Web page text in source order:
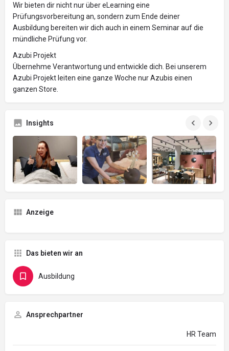
Wir bieten dir nicht nur über eLearning eine
Prüfungsvorbereitung an, sondern zum Ende deiner
Ausbildung bereiten wir dich auch in einem Seminar auf die
mündliche Prüfung vor.
Azubi Projekt
Übernehme Verantwortung und entwickle dich. Bei unserem
Azubi Projekt leiten eine ganze Woche nur Azubis einen
ganzen Store.
Insights
Anzeige
Das bieten wir an
Ausbildung
Ansprechpartner
HR Team